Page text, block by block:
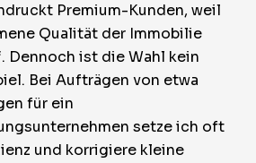
Premium-Kunden, weil
Qualität der Immobilie
Dennoch ist die Wahl kein
Bei Aufträgen von etwa
für ein
setze ich oft
und korrigiere kleine